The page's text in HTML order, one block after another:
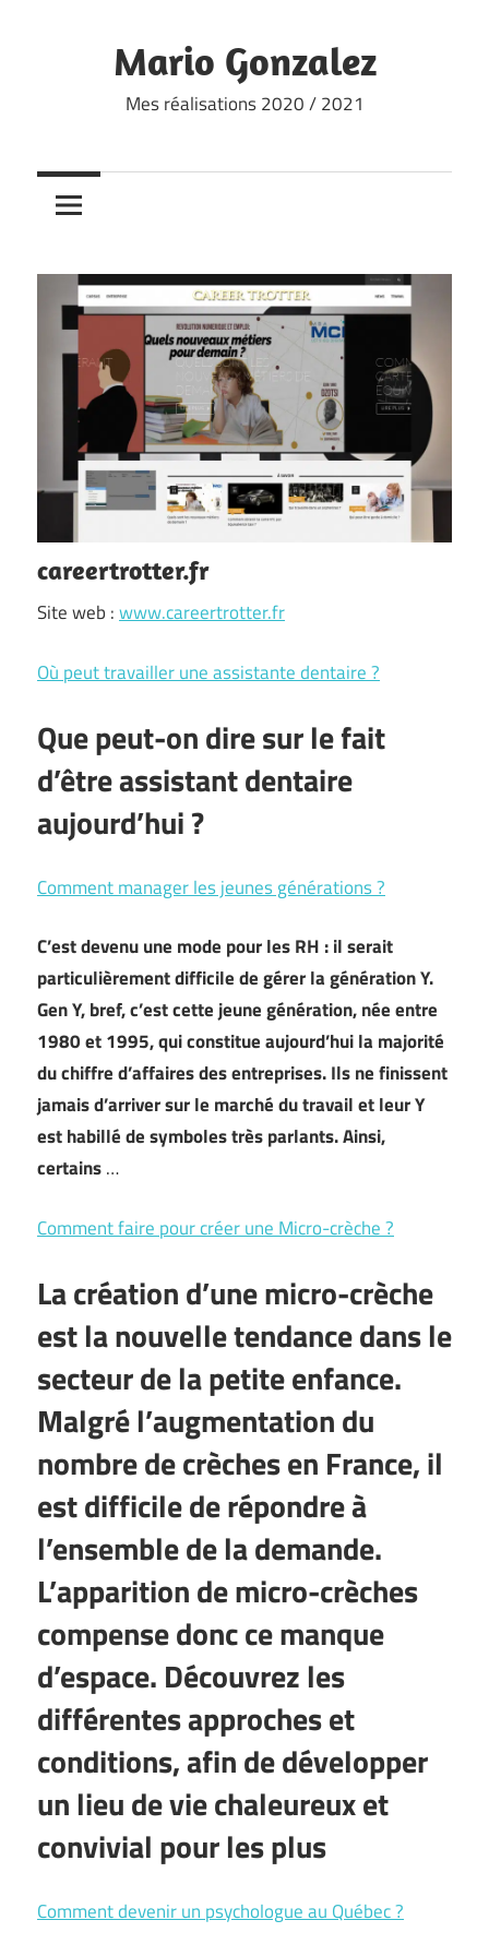
Mario Gonzalez
Mes réalisations 2020 / 2021
careertrotter.fr
Site web :www.careertrotter.fr
Où peut travailler une assistante dentaire ?
Que peut-on dire sur le fait
d’être assistant dentaire
aujourd’hui ?
Comment manager les jeunes générations ?
C’est devenu une mode pour les RH : il serait
particulièrement difficile de gérer la génération Y.
Gen Y, bref, c’est cette jeune génération, née entre
1980 et 1995, qui constitue aujourd’hui la majorité
du chiffre d’affaires des entreprises. Ils ne finissent
jamais d’arriver sur le marché du travail et leur Y
est habillé de symboles très parlants. Ainsi,
certains…
Comment faire pour créer une Micro-crèche ?
La création d’une micro-crèche
est la nouvelle tendance dans le
secteur de la petite enfance.
Malgré l’augmentation du
nombre de crèches en France, il
est difficile de répondre à
l’ensemble de la demande.
L’apparition de micro-crèches
compense donc ce manque
d’espace. Découvrez les
différentes approches et
conditions, afin de développer
un lieu de vie chaleureux et
convivial pour les plus
Comment devenir un psychologue au Québec ?